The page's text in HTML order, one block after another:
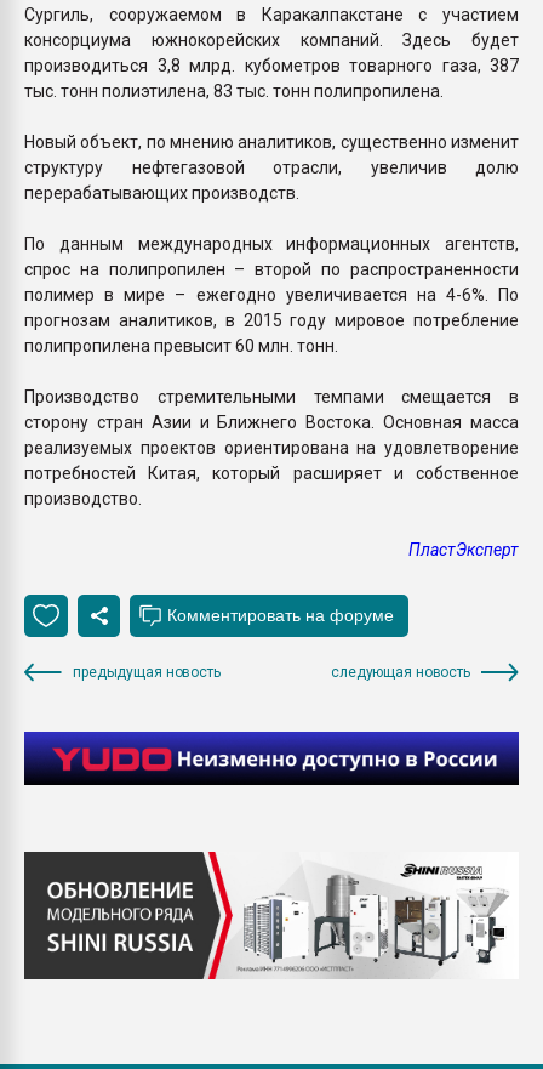
Сургиль, сооружаемом в Каракалпакстане с участием
консорциума южнокорейских компаний. Здесь будет
производиться 3,8 млрд. кубометров товарного газа, 387
тыс. тонн полиэтилена, 83 тыс. тонн полипропилена.
Новый объект, по мнению аналитиков, существенно изменит
структуру нефтегазовой отрасли, увеличив долю
перерабатывающих производств.
По данным международных информационных агентств,
спрос на полипропилен – второй по распространенности
полимер в мире – ежегодно увеличивается на 4-6%. По
прогнозам аналитиков, в 2015 году мировое потребление
полипропилена превысит 60 млн. тонн.
Производство стремительными темпами смещается в
сторону стран Азии и Ближнего Востока. Основная масса
реализуемых проектов ориентирована на удовлетворение
потребностей Китая, который расширяет и собственное
производство.
ПластЭксперт
предыдущая новость следующая новость